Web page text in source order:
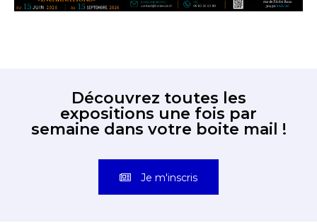
Découvrez toutes les
expositions une fois par
semaine dans votre boite mail !
Je m'inscris